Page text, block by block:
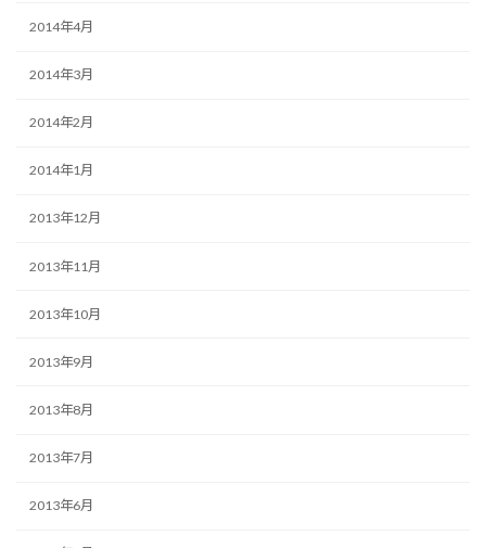
2014年4月
2014年3月
2014年2月
2014年1月
2013年12月
2013年11月
2013年10月
2013年9月
2013年8月
2013年7月
2013年6月